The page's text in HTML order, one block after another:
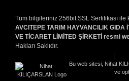
Tüm bilgileriniz 256bit SSL Sertifikası ile
AVCITEPE TARIM HAYVANCILIK GIDA
VE TİCARET LİMİTED ŞİRKETİ resmi
Hakları Saklıdır.
Bu web sitesi, Nihat
ve